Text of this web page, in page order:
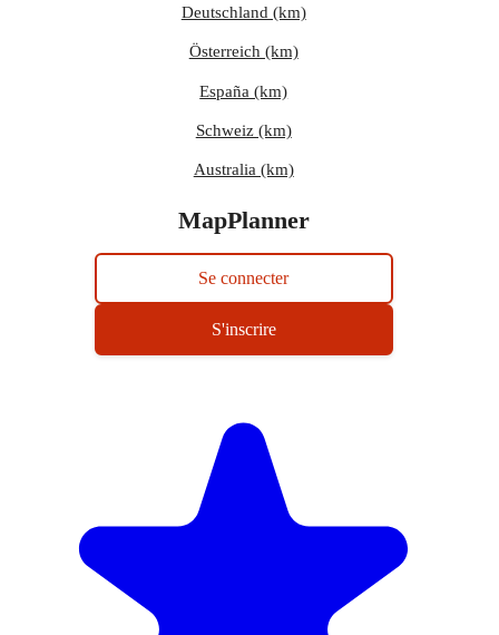
Deutschland (km)
Österreich (km)
España (km)
Schweiz (km)
Australia (km)
MapPlanner
Se connecter
S'inscrire